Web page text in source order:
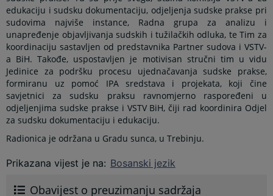
edukaciju i sudsku dokumentaciju, odjeljenja sudske prakse pri
sudovima najviše instance, Radna grupa za analizu i
unapređenje objavljivanja sudskih i tužilačkih odluka, te Tim za
koordinaciju sastavljen od predstavnika Partner sudova i VSTV-
a BiH. Takođe, uspostavljen je motivisan stručni tim u vidu
Jedinice za podršku procesu ujednačavanja sudske prakse,
formiranu uz pomoć IPA sredstava i projekata, koji čine
savjetnici za sudsku praksu ravnomjerno raspoređeni u
odjeljenjima sudske prakse i VSTV BiH, čiji rad koordinira Odjel
za sudsku dokumentaciju i edukaciju.
Radionica je održana u Gradu sunca, u Trebinju.
Prikazana vijest je na: Bosanski jezik
Obavijest o preuzimanju sadržaja